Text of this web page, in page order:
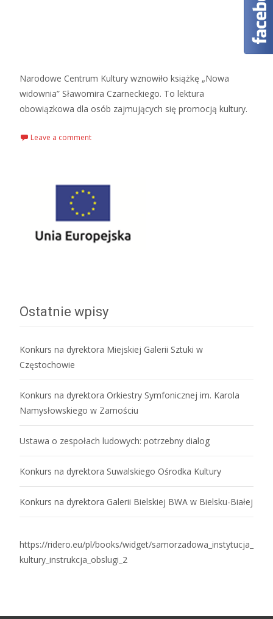
Narodowe Centrum Kultury wznowiło książkę „Nowa
widownia” Sławomira Czarneckiego. To lektura
obowiązkowa dla osób zajmujących się promocją kultury.
Leave a comment
Ostatnie wpisy
Konkurs na dyrektora Miejskiej Galerii Sztuki w
Częstochowie
Konkurs na dyrektora Orkiestry Symfonicznej im. Karola
Namysłowskiego w Zamościu
Ustawa o zespołach ludowych: potrzebny dialog
Konkurs na dyrektora Suwalskiego Ośrodka Kultury
Konkurs na dyrektora Galerii Bielskiej BWA w Bielsku-Białej
https://ridero.eu/pl/books/widget/samorzadowa_instytucja_
kultury_instrukcja_obslugi_2